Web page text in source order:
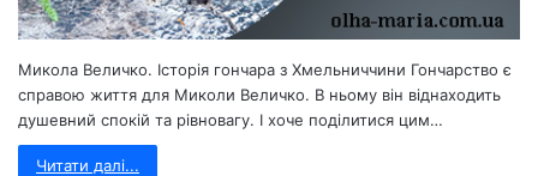
Микола Величко. Історія гончара з Хмельниччини Гончарство є
справою життя для Миколи Величко. В ньому він віднаходить
душевний спокій та рівновагу. І хоче поділитися цим…
Читати далі...